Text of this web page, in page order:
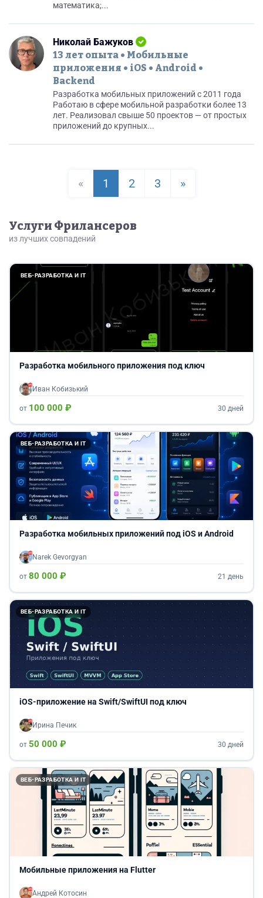
математика;...
Николай Бажуков
13 лет опыта • Мобильные
приложения • iOS • Android •
Backend
Разработка мобильных приложений с 2011 года
Работаю в сфере мобильной разработки более 13
лет. Реализовал свыше 50 проектов — от простых
приложений до крупных...
« 1 2 3 »
Услуги Фрилансеров
из лучших совпадений
ВЕБ-РАЗРАБОТКА И IT
Разработка мобильного приложения под ключ
Иван Кобизький
от 100 000 ₽ 30 дней
ВЕБ-РАЗРАБОТКА И IT
Разработка мобильных приложений под iOS и Android
Narek Gevorgyan
от 80 000 ₽ 21 день
ВЕБ-РАЗРАБОТКА И IT
iOS-приложение на Swift/SwiftUI под ключ
Ирина Печик
от 50 000 ₽ 30 дней
ВЕБ-РАЗРАБОТКА И IT
Мобильные приложения на Flutter
Андрей Котосин